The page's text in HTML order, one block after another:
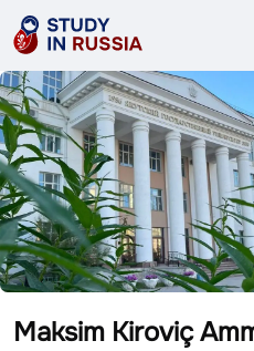
Maksim Kiroviç